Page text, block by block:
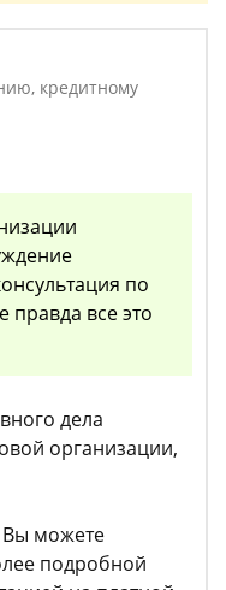
кредитному
по
все это
дела
организации,
Вы можете
подробной